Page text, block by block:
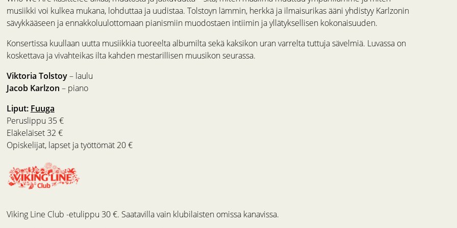
musiikki voi kulkea mukana, lohduttaa ja uudistaa. Tolstoyn lämmin, herkkä ja ilmaisurikas ääni yhdistyy Karlzonin
sävykkääseen ja ennakkoluulottomaan pianismiin muodostaen intiimin ja yllätyksellisen kokonaisuuden.
Konsertissa kuullaan uutta musiikkia tuoreelta albumilta sekä kaksikon uran varrelta tuttuja sävelmiä. Luvassa on
koskettava ja vivahteikas ilta kahden mestarillisen muusikon seurassa.
Viktoria Tolstoy– laulu
Jacob Karlzon – piano
Liput: Fuuga
Peruslippu 35 €
Eläkeläiset 32 €
Opiskelijat, lapset ja työttömät 20 €
Viking Line Club -etulippu 30 €. Saatavilla vain klubilaisten omissa kanavissa.